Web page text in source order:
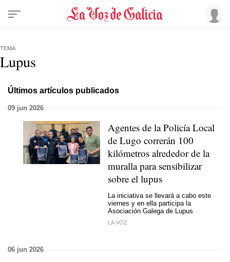
TEMA
Lupus
Últimos artículos publicados
09 jun 2026
Agentes de la Policía Local
de Lugo correrán 100
kilómetros alrededor de la
muralla para sensibilizar
sobre el lupus
La iniciativa se llevará a cabo este
viernes y en ella participa la
Asociación Galega de Lupus
LA VOZ
06 jun 2026